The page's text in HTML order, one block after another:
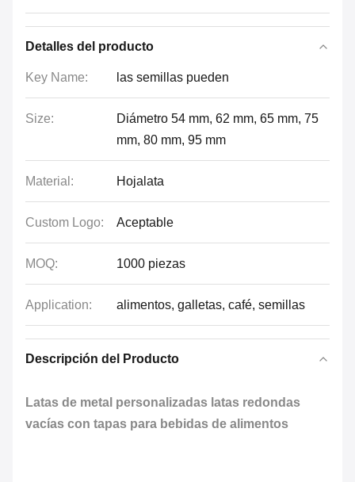
Detalles del producto
Key Name: las semillas pueden
Size:
Diámetro 54 mm, 62 mm, 65 mm, 75
mm, 80 mm, 95 mm
Material: Hojalata
Custom Logo: Aceptable
MOQ: 1000 piezas
Application: alimentos, galletas, café, semillas
Descripción del Producto
Latas de metal personalizadas latas redondas
vacías con tapas para bebidas de alimentos